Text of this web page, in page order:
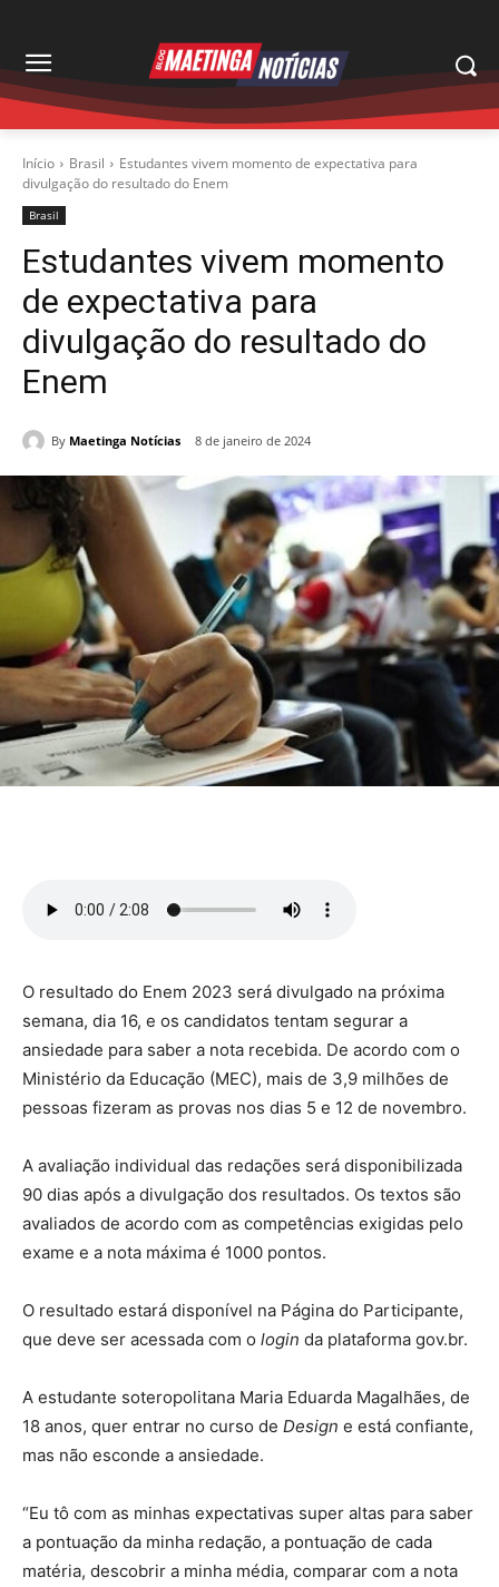
Início Brasil
Estudantes vivem momento de expectativa para
divulgação do resultado do Enem
Brasil
Estudantes vivem momento
de expectativa para
divulgação do resultado do
Enem
By Maetinga Notícias 8 de janeiro de 2024
O resultado do Enem 2023 será divulgado na próxima
semana, dia 16, e os candidatos tentam segurar a
ansiedade para saber a nota recebida. De acordo com o
Ministério da Educação (MEC), mais de 3,9 milhões de
pessoas fizeram as provas nos dias 5 e 12 de novembro.
A avaliação individual das redações será disponibilizada
90 dias após a divulgação dos resultados. Os textos são
avaliados de acordo com as competências exigidas pelo
exame e a nota máxima é 1000 pontos.
O resultado estará disponível na Página do Participante,
que deve ser acessada com o login da plataforma gov.br.
A estudante soteropolitana Maria Eduarda Magalhães, de
18 anos, quer entrar no curso de Design e está confiante,
mas não esconde a ansiedade.
“Eu tô com as minhas expectativas super altas para saber
a pontuação da minha redação, a pontuação de cada
matéria, descobrir a minha média, comparar com a nota